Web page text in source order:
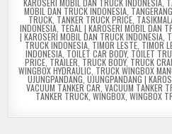
MOBIL DAN TRUCK INDONESIA,
TRUCK TANKER TRUCK PRICE
INDONESIA, TEGAL | KAROSERI MOBIL DAN
| KAROSERI MOBIL DAN TRUCK INDONESIA,
TRUCK INDONESIA, TIMOR LESTE, TIMOR
INDONESIA, TOILET CAR BODY, TOILET
PRICE, TRAILER TRUCK BODY, TRUCK
WINGBOX HYDRAULIC TRUCK WINGBOX
UJUNGPANDANG UJUNGPANDANG |
VACUUM TANKER CAR VACUUM TANKER
TANKER TRUCK, WINGBOX, WINGBOX